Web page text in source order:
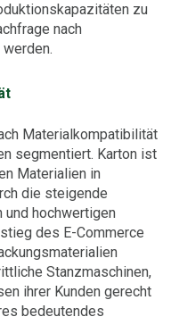
zu
nach
Materialkompatibilität
segmentiert. Karton ist
Materialien in
die steigende
und hochwertigen
des E-Commerce
Stanzmaschinen,
ihrer Kunden gerecht
bedeutendes